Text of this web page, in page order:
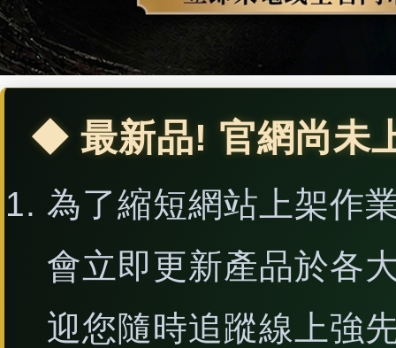
◆ 最新品! 官網尚未
為了縮短網站上架作
會立即更新產品於各
迎您隨時追蹤線上強